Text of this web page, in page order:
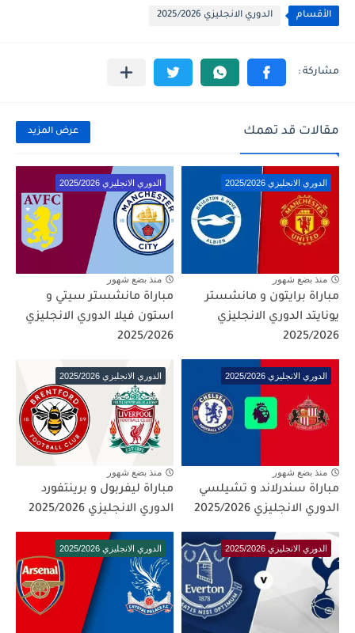
الأقسام الدوري الانجليزي 2025/2026
مقالات قد تهمك عرض المزيد
الدوري الانجليزي 2025/2026
منذ بضع شهور
مباراة برايتون و مانشستر
يونايتد الدوري الانجليزي
2025/2026
الدوري الانجليزي 2025/2026
منذ بضع شهور
مباراة مانشستر سيتي و
استون فيلا الدوري الانجليزي
2025/2026
الدوري الانجليزي 2025/2026
منذ بضع شهور
مباراة سندرلاند و تشيلسي
الدوري الانجليزي 2025/2026
الدوري الانجليزي 2025/2026
منذ بضع شهور
مباراة ليفربول و برينتفورد
الدوري الانجليزي 2025/2026
الدوري الانجليزي 2025/2026 الدوري الانجليزي 2025/2026